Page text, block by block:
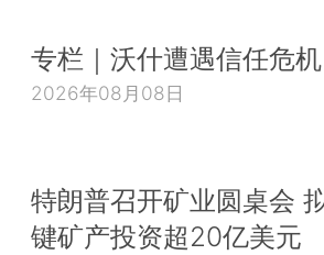
专栏｜沃什遭遇信任危机
2026年08月08日
特朗普召开矿业圆桌会
键矿产投资超20亿美元